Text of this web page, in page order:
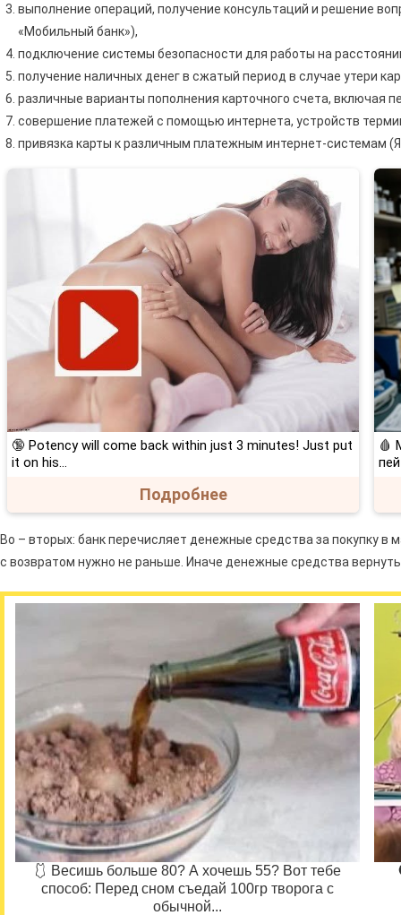
выполнение операций, получение консультаций и решение
«Мобильный банк»),
подключение системы безопасности для работы на
получение наличных денег в сжатый период в случае утери
различные варианты пополнения карточного счета, включая
совершение платежей с помощью интернета, устройств
привязка карты к различным платежным интернет-системам
🔞 Potency will come back within just 3 minutes! Just put
it on his…
Подробнее
🩸
Во – вторых: банк перечисляет денежные средства за покупку в
с возвратом нужно не раньше. Иначе денежные средства
🩱 Весишь больше 80? А хочешь 55? Вот тебе
способ: Перед сном съедай 100гр творога с
обычной...